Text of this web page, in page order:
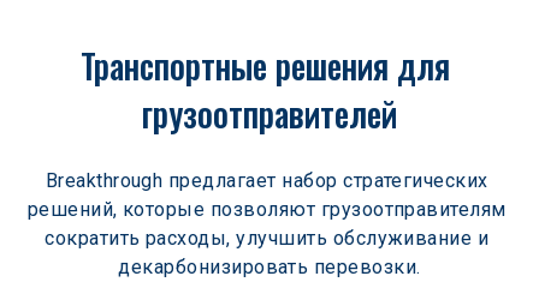
Транспортные решения для
грузоотправителей
Breakthrough предлагает набор стратегических
решений, которые позволяют грузоотправителям
сократить расходы, улучшить обслуживание и
декарбонизировать перевозки.